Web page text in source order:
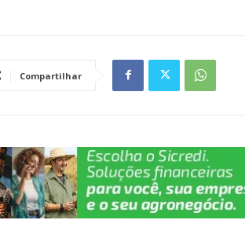
A b
k
a
n
Li
n
Compartilhar